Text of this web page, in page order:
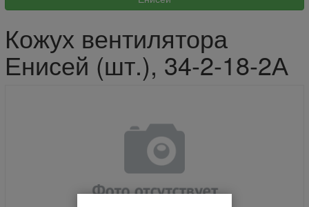
Кожух вентилятора
Енисей (шт.), 34-2-18-2А